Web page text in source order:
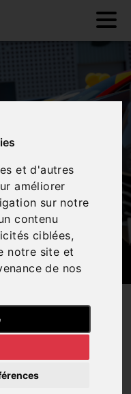
et d'autres
améliorer
sur notre
contenu
ciblées,
notre site et
de nos